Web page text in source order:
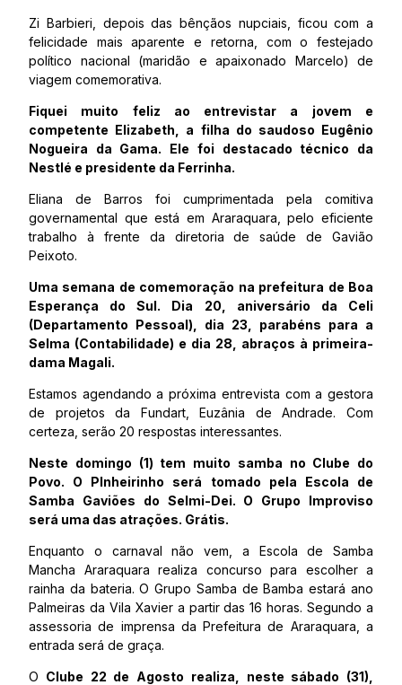
Zi Barbieri, depois das bênçãos nupciais, ficou com a
felicidade mais aparente e retorna, com o festejado
político nacional (maridão e apaixonado Marcelo) de
viagem comemorativa.
Fiquei muito feliz ao entrevistar a jovem e
competente Elizabeth, a filha do saudoso Eugênio
Nogueira da Gama. Ele foi destacado técnico da
Nestlé e presidente da Ferrinha.
Eliana de Barros foi cumprimentada pela comitiva
governamental que está em Araraquara, pelo eficiente
trabalho à frente da diretoria de saúde de Gavião
Peixoto.
Uma semana de comemoração na prefeitura de Boa
Esperança do Sul. Dia 20, aniversário da Celi
(Departamento Pessoal), dia 23, parabéns para a
Selma (Contabilidade) e dia 28, abraços à primeira-
dama Magali.
Estamos agendando a próxima entrevista com a gestora
de projetos da Fundart, Euzânia de Andrade. Com
certeza, serão 20 respostas interessantes.
Neste domingo (1) tem muito samba no Clube do
Povo. O PInheirinho será tomado pela Escola de
Samba Gaviões do Selmi-Dei. O Grupo Improviso
será uma das atrações. Grátis.
Enquanto o carnaval não vem, a Escola de Samba
Mancha Araraquara realiza concurso para escolher a
rainha da bateria. O Grupo Samba de Bamba estará ano
Palmeiras da Vila Xavier a partir das 16 horas. Segundo a
assessoria de imprensa da Prefeitura de Araraquara, a
entrada será de graça.
O Clube 22 de Agosto realiza, neste sábado (31),